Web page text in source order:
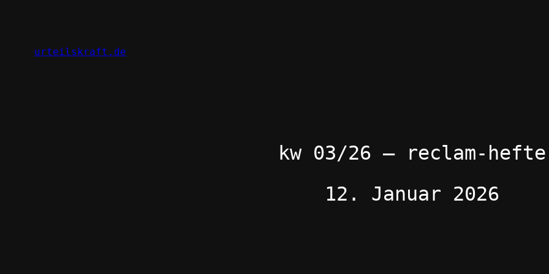
urteilskraft.de
kw 03/26 – reclam-hefte
12. Januar 2026